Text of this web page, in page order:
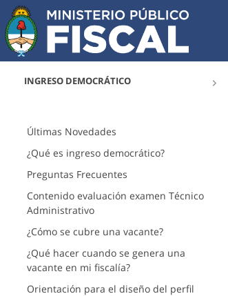
INGRESO DEMOCRÁTICO
Últimas Novedades
¿Qué es ingreso democrático?
Preguntas Frecuentes
Contenido evaluación examen Técnico
Administrativo
¿Cómo se cubre una vacante?
¿Qué hacer cuando se genera una
vacante en mi fiscalía?
Orientación para el diseño del perfil